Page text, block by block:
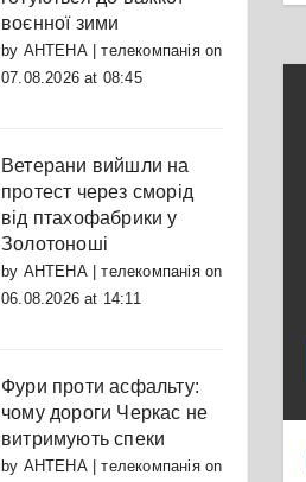
воєнної зими
by АНТЕНА | телекомпаніяon
07.08.2026 at 08:45
Ветерани вийшли на
протест через сморід
від птахофабрики у
Золотоноші
by АНТЕНА | телекомпаніяon
06.08.2026 at 14:11
Фури проти асфальту:
чому дороги Черкас не
витримують спеки
by АНТЕНА | телекомпаніяon